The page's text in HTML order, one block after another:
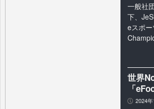
一般社
下、
eスポ
世界
「
P 2024